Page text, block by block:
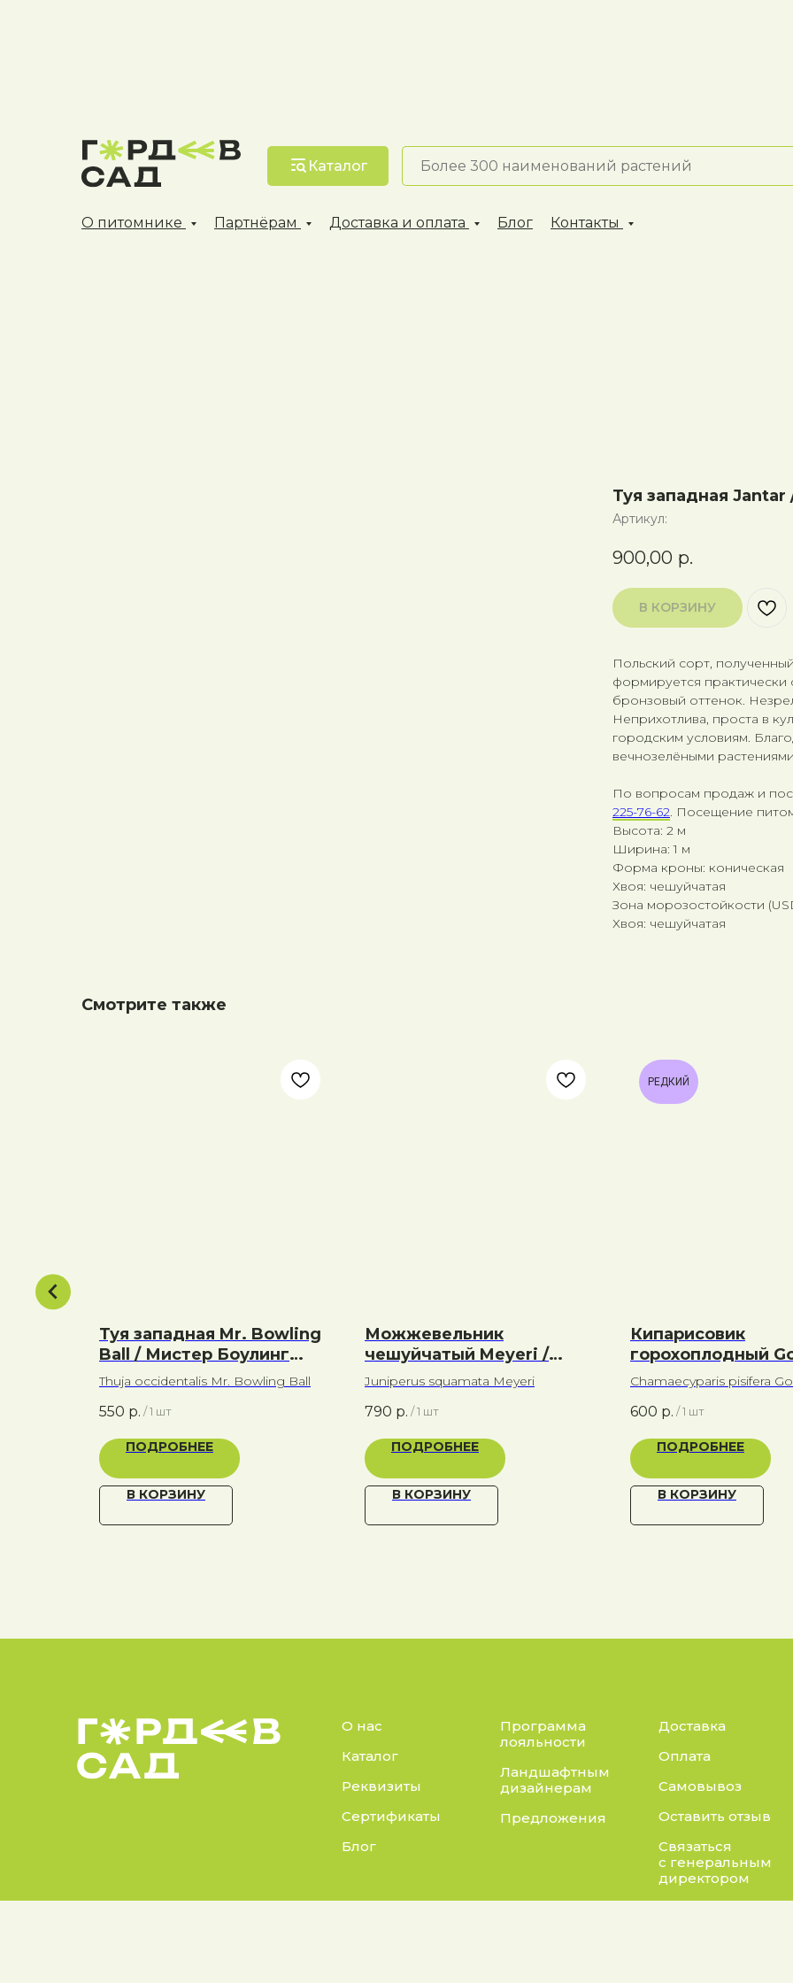
Каталог
О питомнике Партнёрам Доставка и оплата Блог Контакты
Туя западная Jantar
Артикул:
900,00 р.
В КОРЗИНУ
Польский сорт,
формируется практически
бронзовый оттенок.
Неприхотлива, проста в
городским условиям.
вечнозелёными
По вопросам продаж и
225-76-62. Посещение
Высота: 2 м
Ширина: 1 м
Форма кроны: коническая
Хвоя: чешуйчатая
Зона морозостойкости
Хвоя: чешуйчатая
Смотрите также
Туя западная Mr. Bowling
Ball / Мистер Боулинг
Болл / Мистер Шар
Thuja occidentalis Mr. Bowling Ball
550 р. / 1 шт
ПОДРОБНЕЕ
В КОРЗИНУ
Можжевельник
чешуйчатый Meyeri /
Мейери
Juniperus squamata Meyeri
790 р. / 1 шт
ПОДРОБНЕЕ
В КОРЗИНУ
РЕДКИЙ
Кипарисовик
горохоплодный
Pin Cusion /
Казион
Chamaecyparis pisifera
600 р. / 1 шт
ПОДРОБНЕЕ
В КОРЗИНУ
О нас
Каталог
Реквизиты
Сертификаты
Блог
Программа
лояльности
Ландшафтным
дизайнерам
Предложения
Доставка
Оплата
Самовывоз
Оставить отзыв
Связаться
с генеральным
директором